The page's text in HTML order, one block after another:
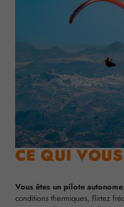
CE QUI
Vous êtes un pilote autonome
conditions thermiques, flirtez